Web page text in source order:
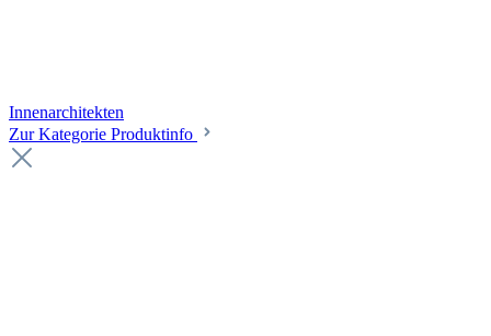
Innenarchitekten
Zur Kategorie Produktinfo